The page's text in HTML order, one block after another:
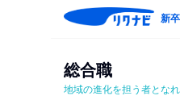
新
総合職
地域の進化を担う者とな